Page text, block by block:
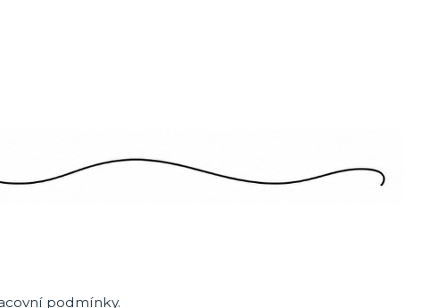
podmínky.